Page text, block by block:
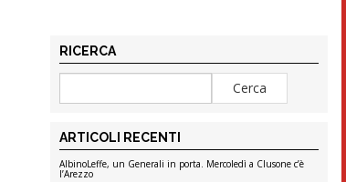
RICERCA
ARTICOLI RECENTI
AlbinoLeffe, un Generali in porta. Mercoledì a Clusone c’è
l’Arezzo